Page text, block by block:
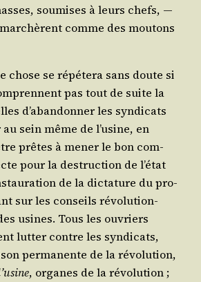
sou­mises à leurs chefs, ―
comme des mou­tons
chose se répé­te­ra sans doute si
pas tout de suite la
d’a­ban­don­ner les syn­di­cats
au sein même de l’u­sine, en
prêtes à mener le bon com­
pour la des­truc­tion de l’é­tat
de la dic­ta­ture du pro­
sur les conseils révo­lu­tion­
usines. Tous les ouvriers
lut­ter contre les syn­di­cats,
per­ma­nente de la révo­lu­tion,
, organes de la révo­lu­tion ;